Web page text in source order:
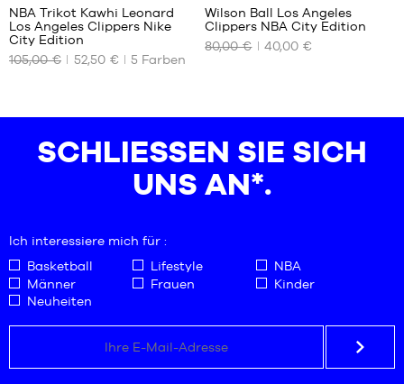
UNSERE
VERFÜGBAREN
GRÖSSEN
NBA Trikot Kawhi Leonard
Los Angeles Clippers Nike
City Edition
105,00 €
52,50 € 5 Farben
UNSERE
VERFÜGBAREN
7
Wilson Ball Los Angeles
Clippers NBA City Edition
80,00 €
40,00 €
SCHLIESSEN SIE SICH U
NS AN*.
Ich interessiere mich für :
Basketball
Lifestyle
NBA
Männer
Frauen
Kinder
Neuheiten